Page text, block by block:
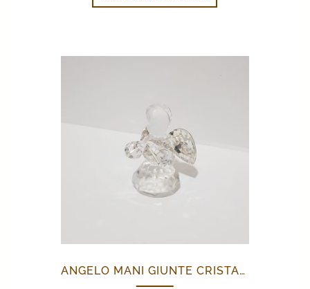
22,00€.13,80€.
ANGELO MANI GIUNTE CRISTALLO